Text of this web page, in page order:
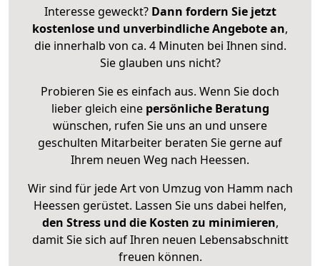
Interesse geweckt? Dann fordern Sie jetzt
kostenlose und unverbindliche Angebote an,
die innerhalb von ca. 4 Minuten bei Ihnen sind.
Sie glauben uns nicht?
Probieren Sie es einfach aus. Wenn Sie doch
lieber gleich eine persönliche Beratung
wünschen, rufen Sie uns an und unsere
geschulten Mitarbeiter beraten Sie gerne auf
Ihrem neuen Weg nach Heessen.
Wir sind für jede Art von Umzug von Hamm nach
Heessen gerüstet. Lassen Sie uns dabei helfen,
den Stress und die Kosten zu minimieren,
damit Sie sich auf Ihren neuen Lebensabschnitt
freuen können.